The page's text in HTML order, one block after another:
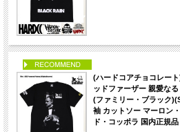
(ハードコアチョコレー
ッドファーザー 親愛な
(ファミリー・ブラック
袖 カットソー マーロン
ド・コッポラ 国内正規品